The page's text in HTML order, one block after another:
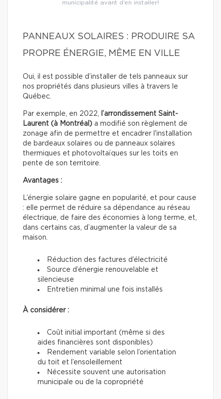
municipalité avant d’en installer!
PANNEAUX SOLAIRES : PRODUIRE SA
PROPRE ÉNERGIE, MÊME EN VILLE
Oui, il est possible d’installer de tels panneaux sur
nos propriétés dans plusieurs villes à travers le
Québec.
Par exemple, en 2022, l’arrondissement Saint-
Laurent (à Montréal) a modifié son règlement de
zonage afin de permettre et encadrer l'installation
de bardeaux solaires ou de panneaux solaires
thermiques et photovoltaïques sur les toits en
pente de son territoire.
Avantages :
L’énergie solaire gagne en popularité, et pour cause
: elle permet de réduire sa dépendance au réseau
électrique, de faire des économies à long terme, et,
dans certains cas, d’augmenter la valeur de sa
maison.
Réduction des factures d’électricité
Source d’énergie renouvelable et
silencieuse
Entretien minimal une fois installés
À considérer :
Coût initial important (même si des
aides financières sont disponibles)
Rendement variable selon l’orientation
du toit et l’ensoleillement
Nécessite souvent une autorisation
municipale ou de la copropriété